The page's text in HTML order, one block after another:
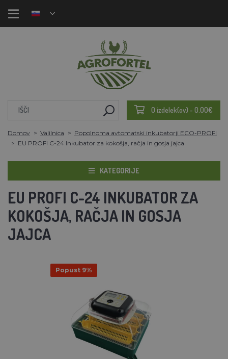
0 izdelek(ov) - 0.00€
Domov Valilnica
Popolnoma avtomatski inkubatorji ECO-PROFI
EU PROFI C-24 Inkubator za kokošja, račja in gosja jajca
KATEGORIJE
EU PROFI C-24 INKUBATOR ZA
KOKOŠJA, RAČJA IN GOSJA
JAJCA
Popust 9%